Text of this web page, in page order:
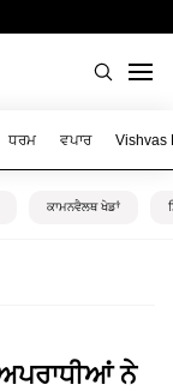
ਧਰਮ ਵਪਾਰ Vishvas
ਕਾਮਨਵੈਲਥ ਖੇਡਾਂ
ਅਪਰਾਧੀਆਂ ਨੇ